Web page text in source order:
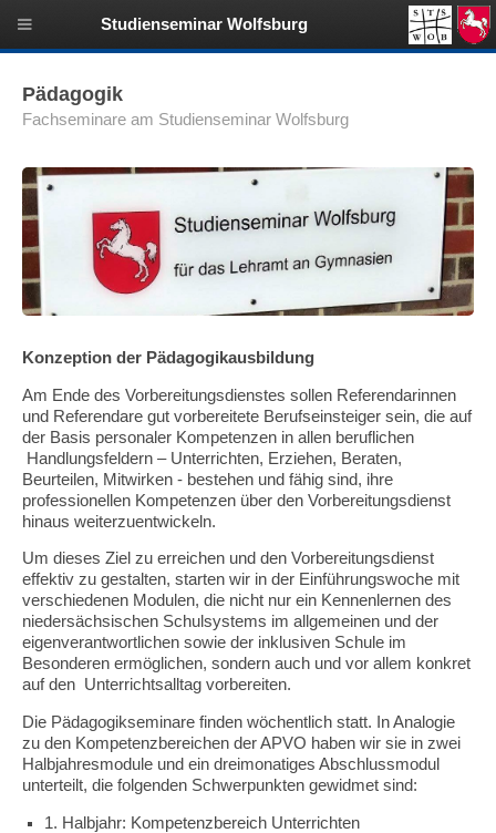
Pädagogik
Fachseminare am Studienseminar Wolfsburg
Konzeption der Pädagogikausbildung
Am Ende des Vorbereitungsdienstes sollen Referendarinnen
und Referendare gut vorbereitete Berufseinsteiger sein, die auf
der Basis personaler Kompetenzen in allen beruflichen
Handlungsfeldern – Unterrichten, Erziehen, Beraten,
Beurteilen, Mitwirken - bestehen und fähig sind, ihre
professionellen Kompetenzen über den Vorbereitungsdienst
hinaus weiterzuentwickeln.
Um dieses Ziel zu erreichen und den Vorbereitungsdienst
effektiv zu gestalten, starten wir in der Einführungswoche mit
verschiedenen Modulen, die nicht nur ein Kennenlernen des
niedersächsischen Schulsystems im allgemeinen und der
eigenverantwortlichen sowie der inklusiven Schule im
Besonderen ermöglichen, sondern auch und vor allem konkret
auf den Unterrichtsalltag vorbereiten.
Die Pädagogikseminare finden wöchentlich statt. In Analogie
zu den Kompetenzbereichen der APVO haben wir sie in zwei
Halbjahresmodule und ein dreimonatiges Abschlussmodul
unterteilt, die folgenden Schwerpunkten gewidmet sind:
1. Halbjahr: Kompetenzbereich Unterrichten
Studienseminar Wolfsburg